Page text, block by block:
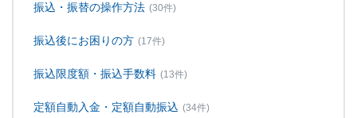
振込・振替の操作方法 (30件)
振込後にお困りの方 (17件)
振込限度額・振込手数料 (13件)
定額自動入金・定額自動振込 (34件)